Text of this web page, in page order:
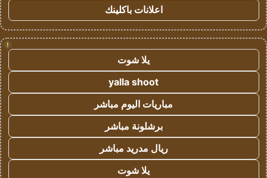
اعلانات باكلينك
!
يلا شوت
yalla shoot
مباريات اليوم مباشر
برشلونة مباشر
ريال مدريد مباشر
يلا شوت